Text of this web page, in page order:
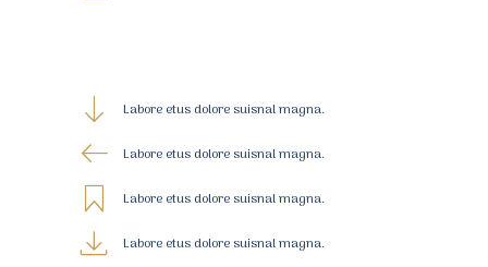
Labore etus dolore suisnal magna.
Labore etus dolore suisnal magna.
Labore etus dolore suisnal magna.
Labore etus dolore suisnal magna.